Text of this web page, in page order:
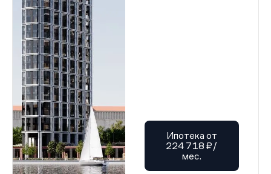
Ипотека от
224 718 ₽/
мес.